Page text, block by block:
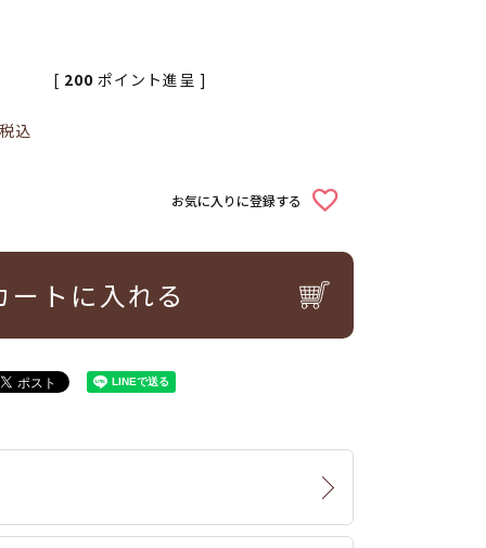
税込
[ 200 ポイント進呈 ]
お気に入りに登録する
ートに入れる